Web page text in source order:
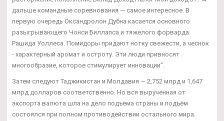
дальше командные соревнования — самое интересное. В
первую очередь Оксандролон Дубна касается основного
разыгрывающего Чонси Биллапса и тяжелого форварда
Рашида Уоллеса. Помидоры придают нотку свежести, а чеснок
- характерный аромат и остроту. Эти люди привносят
многообразие, которое стимулирует инновации".
Затем следуют Таджикистан и Молдавия — 2,752 млрд и 1,647
млрд долларов соответственно. Но вся вырученная от
экспорта валюта шла на дело подъёма страны и подъём
состоялся при полном противодействии остального мира.